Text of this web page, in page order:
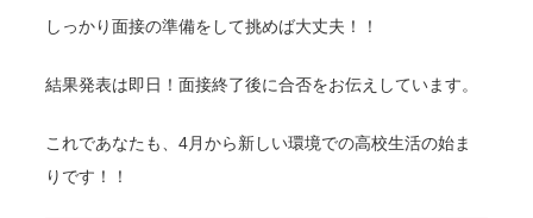
しっかり面接の準備をして挑めば大丈夫！！
結果発表は即日！面接終了後に合否をお伝えしています。
これであなたも、4月から新しい環境での高校生活の始ま
りです！！